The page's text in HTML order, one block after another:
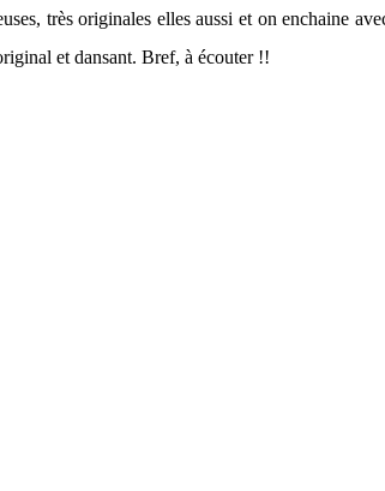
très originales elles aussi et on enchaine
et dansant. Bref, à écouter !!